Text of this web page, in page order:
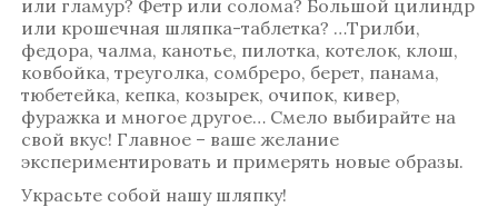
или гламур? Фетр или солома? Большой цилиндр
или крошечная шляпка-таблетка? …Трилби,
федора, чалма, канотье, пилотка, котелок, клош,
ковбойка, треуголка, сомбреро, берет, панама,
тюбетейка, кепка, козырек, очипок, кивер,
фуражка и многое другое… Смело выбирайте на
свой вкус! Главное – ваше желание
экспериментировать и примерять новые образы.
Украсьте собой нашу шляпку!